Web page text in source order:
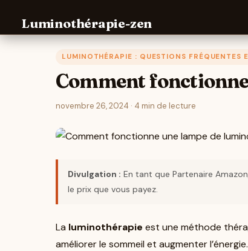
contenu
Luminothérapie-zen
LUMINOTHÉRAPIE : QUESTIONS FRÉQUENTES
Comment
novembre 26, 2024 · 4 min de lecture
Divulgation : En tant que Partenaire
le prix que vous payez.
La luminothérapie est une méthode
améliorer le sommeil et augmenter